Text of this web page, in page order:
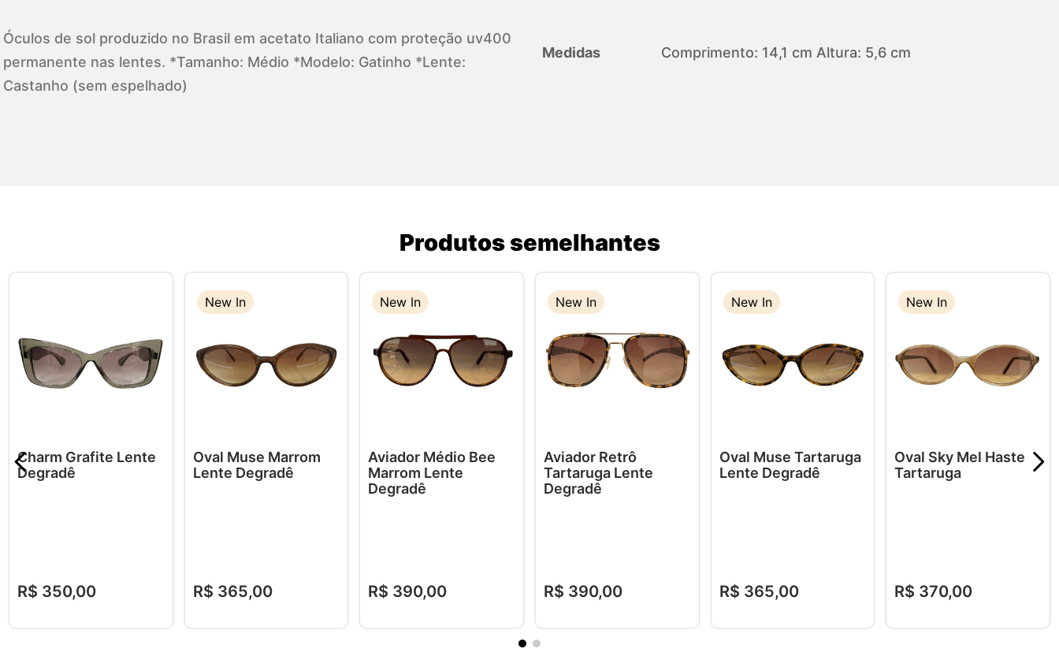
Óculos de sol produzido no Brasil em acetato Italiano com proteção uv400
permanente nas lentes. *Tamanho: Médio *Modelo: Gatinho *Lente:
Castanho (sem espelhado)
Medidas Comprimento: 14,1 cm Altura: 5,6 cm
Produtos semelhantes
Charm Grafite Lente
Degradê
R$ 350,00
New In
Oval Muse Marrom
Lente Degradê
R$ 365,00
New In
Aviador Médio Bee
Marrom Lente
Degradê
R$ 390,00
New In
Aviador Retrô
Tartaruga Lente
Degradê
R$ 390,00
New In
New In
Oval Muse Tartaruga
Lente Degradê
R$ 365,00
New In
Oval Sky Mel Haste
Tartaruga
R$ 370,00